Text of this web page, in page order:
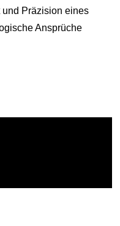
und Präzision eines
Ansprüche